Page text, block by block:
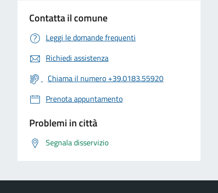
Contatta il comune
Leggi le domande frequenti
Richiedi assistenza
Chiama il numero +39.0183.55920
Prenota appuntamento
Problemi in città
Segnala disservizio